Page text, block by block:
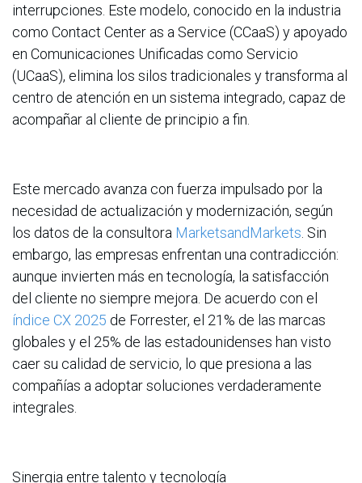
interrupciones. Este modelo, conocido en la industria
como Contact Center as a Service (CCaaS) y apoyado
en Comunicaciones Unificadas como Servicio
(UCaaS), elimina los silos tradicionales y transforma al
centro de atención en un sistema integrado, capaz de
acompañar al cliente de principio a fin.
Este mercado avanza con fuerza impulsado por la
necesidad de actualización y modernización, según
los datos de la consultora MarketsandMarkets . Sin
embargo, las empresas enfrentan una contradicción:
aunque invierten más en tecnología, la satisfacción
del cliente no siempre mejora. De acuerdo con el
índice CX 2025 de Forrester, el 21% de las marcas
globales y el 25% de las estadounidenses han visto
caer su calidad de servicio, lo que presiona a las
compañías a adoptar soluciones verdaderamente
integrales.
Sinergia entre talento y tecnología